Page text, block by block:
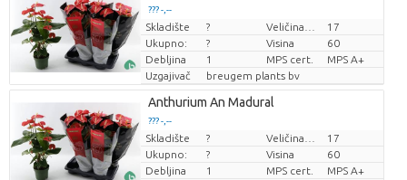
??? -,--
Cijena po komadu
Skladište ?
17
Ukupno:
? Visina
60
Debljina
1 MPS cert.
MPS A+
Uzgajivač
breugem plants bv
Anthurium An Madural
??? -,--
Cijena po komadu
Skladište ?
17
Ukupno:
? Visina
60
Debljina
1 MPS cert.
MPS A+